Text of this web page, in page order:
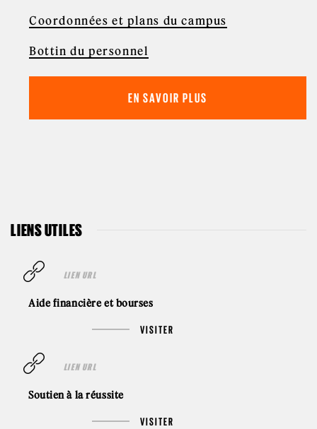
Coordonnées et plans du campus
Bottin du personnel
EN SAVOIR PLUS
LIENS UTILES
LIEN URL
Aide financière et bourses
VISITER
LIEN URL
Soutien à la réussite
VISITER